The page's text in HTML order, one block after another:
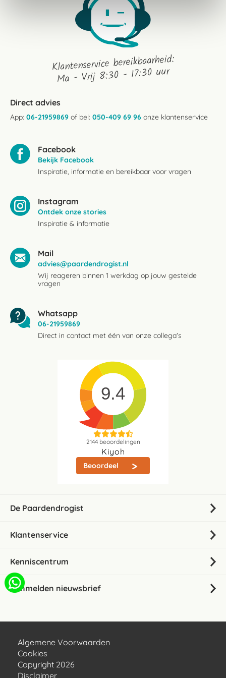
Klantenservice bereikbaarheid:
Ma - Vrij 8:30 - 17:30 uur
Direct advies
App: 06-21959869 of bel: 050-409 69 96 onze klantenservice
Facebook
Bekijk Facebook
Inspiratie, informatie en bereikbaar voor vragen
Instagram
Ontdek onze stories
Inspiratie & informatie
Mail
advies@paardendrogist.nl
Wij reageren binnen 1 werkdag op jouw gestelde
vragen
Whatsapp
06-21959869
Direct in contact met één van onze collega's
9.4
2144beoordelingen
Kiyoh
Beoordeel
De Paardendrogist
Klantenservice
Kenniscentrum
Aanmelden nieuwsbrief
Algemene Voorwaarden
Cookies
Copyright 2026
Disclaimer